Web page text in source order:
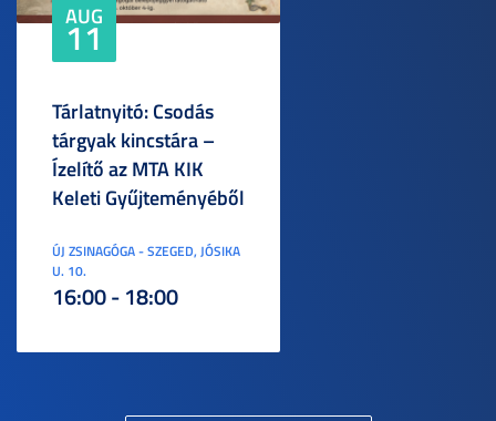
AUG
11
Tárlatnyitó: Csodás
tárgyak kincstára –
Ízelítő az MTA KIK
Keleti Gyűjteményéből
ÚJ ZSINAGÓGA - SZEGED, JÓSIKA
U. 10.
16:00 - 18:00